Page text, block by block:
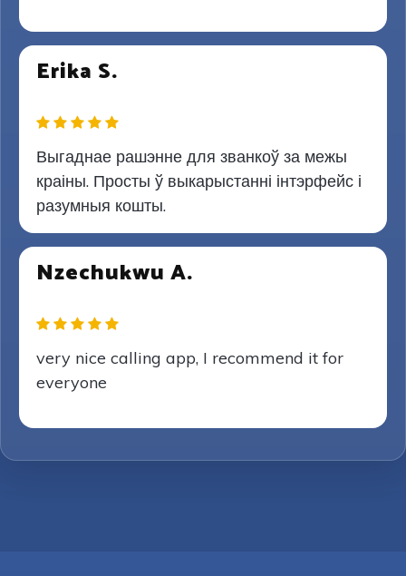
Erika S.
Выгаднае рашэнне для званкоў за межы
краіны. Просты ў выкарыстанні інтэрфейс і
разумныя кошты.
Nzechukwu A.
very nice calling app, I recommend it for
everyone